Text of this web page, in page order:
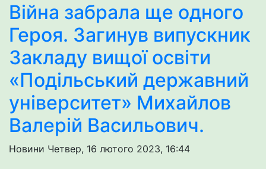
Війна забрала ще одного
Героя. Загинув випускник
Закладу вищої освіти
«Подільський державний
університет» Михайлов
Валерій Васильович.
Новини Четвер, 16 лютого 2023, 16:44